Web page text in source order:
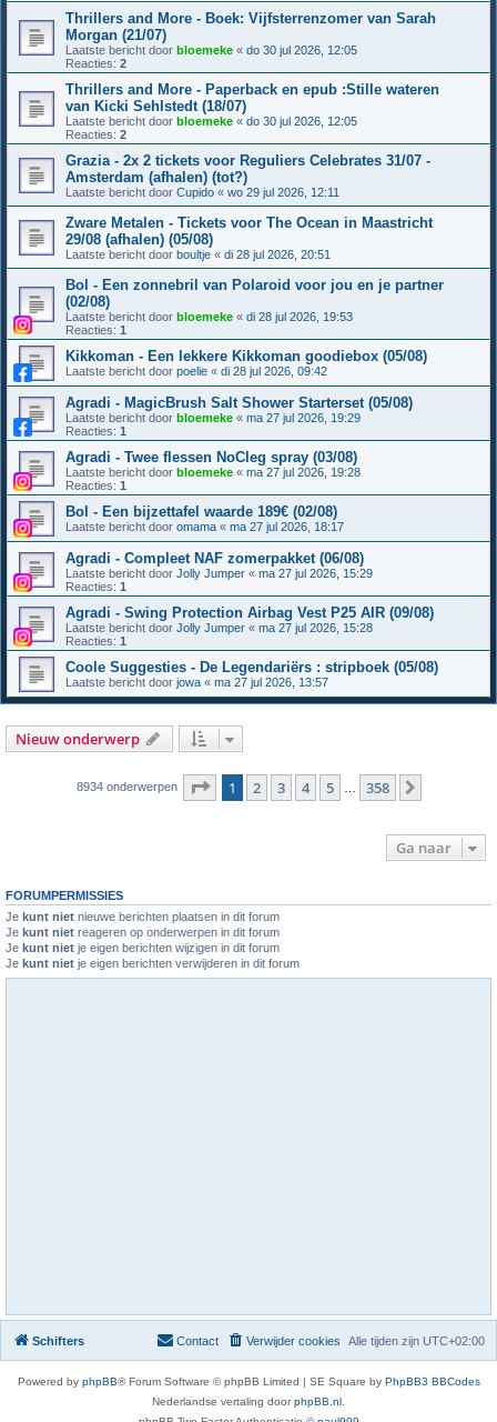
Thrillers and More - Boek: Vijfsterrenzomer van Sarah
Morgan (21/07)
Laatste bericht door bloemeke « do 30 jul 2026, 12:05
Reacties: 2
Thrillers and More - Paperback en epub :Stille wateren
van Kicki Sehlstedt (18/07)
Laatste bericht door bloemeke « do 30 jul 2026, 12:05
Reacties: 2
Grazia - 2x 2 tickets voor Reguliers Celebrates 31/07 -
Amsterdam (afhalen) (tot?)
Laatste bericht door Cupido « wo 29 jul 2026, 12:11
Zware Metalen - Tickets voor The Ocean in Maastricht
29/08 (afhalen) (05/08)
Laatste bericht door boultje « di 28 jul 2026, 20:51
Bol - Een zonnebril van Polaroid voor jou en je partner
(02/08)
Laatste bericht door bloemeke « di 28 jul 2026, 19:53
Reacties: 1
Kikkoman - Een lekkere Kikkoman goodiebox (05/08)
Laatste bericht door poelie « di 28 jul 2026, 09:42
Agradi - MagicBrush Salt Shower Starterset (05/08)
Laatste bericht door bloemeke « ma 27 jul 2026, 19:29
Reacties: 1
Agradi - Twee flessen NoCleg spray (03/08)
Laatste bericht door bloemeke « ma 27 jul 2026, 19:28
Reacties: 1
Bol - Een bijzettafel waarde 189€ (02/08)
Laatste bericht door omama « ma 27 jul 2026, 18:17
Agradi - Compleet NAF zomerpakket (06/08)
Laatste bericht door Jolly Jumper « ma 27 jul 2026, 15:29
Reacties: 1
Agradi - Swing Protection Airbag Vest P25 AIR (09/08)
Laatste bericht door Jolly Jumper « ma 27 jul 2026, 15:28
Reacties: 1
Coole Suggesties - De Legendariërs : stripboek (05/08)
Laatste bericht door jowa « ma 27 jul 2026, 13:57
Nieuw onderwerp
8934 onderwerpen Pagina van 358
1 2 3 4 5 358
Ga naar
FORUMPERMISSIES
Je kunt niet nieuwe berichten plaatsen in dit forum
Je kunt niet reageren op onderwerpen in dit forum
Je kunt niet je eigen berichten wijzigen in dit forum
Je kunt niet je eigen berichten verwijderen in dit forum
Schifters Alle tijden zijn UTC+02:00
Verwijder cookies
Contact
Powered by phpBB® Forum Software © phpBB Limited | SE Square by PhpBB3 BBCodes
Nederlandse vertaling doorphpBB.nl